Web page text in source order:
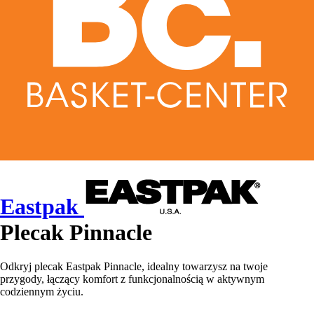
Eastpak
Plecak Pinnacle
Odkryj plecak Eastpak Pinnacle, idealny towarzysz na twoje
przygody, łączący komfort z funkcjonalnością w aktywnym
codziennym życiu.